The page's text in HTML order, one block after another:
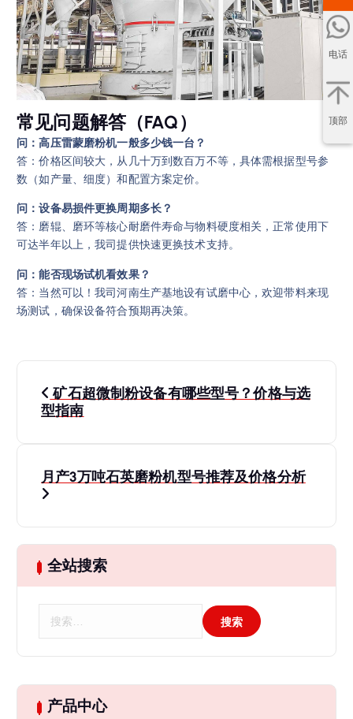
常见问题解答（FAQ）
问：高压雷蒙磨粉机一般多少钱一台？
答：价格区间较大，从几十万到数百万不等，具体需根据型号参
数（如产量、细度）和配置方案定价。
问：设备易损件更换周期多长？
答：磨辊、磨环等核心耐磨件寿命与物料硬度相关，正常使用下
可达半年以上，我司提供快速更换技术支持。
问：能否现场试机看效果？
答：当然可以！我司河南生产基地设有试磨中心，欢迎带料来现
场测试，确保设备符合预期再决策。
文
章
航
矿石超微制粉设备有哪些型号？价格与选
型指南
月产3万吨石英磨粉机型号推荐及价格分析
全站搜索
产品中心
电话
顶部